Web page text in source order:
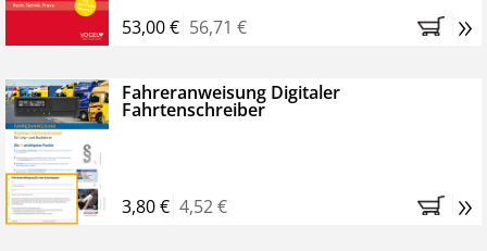
53,00 € 56,71 € »
Fahreranweisung Digitaler
Fahrtenschreiber
3,80 € 4,52 € »